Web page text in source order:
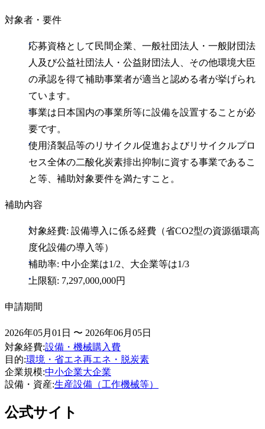
対象者・要件
応募資格として民間企業、一般社団法人・一般財団法
人及び公益社団法人・公益財団法人、その他環境大臣
の承認を得て補助事業者が適当と認める者が挙げられ
ています。
事業は日本国内の事業所等に設備を設置することが必
要です。
使用済製品等のリサイクル促進およびリサイクルプロ
セス全体の二酸化炭素排出抑制に資する事業であるこ
と等、補助対象要件を満たすこと。
補助内容
対象経費: 設備導入に係る経費（省CO2型の資源循環高
度化設備の導入等）
補助率: 中小企業は1/2、大企業等は1/3
上限額: 7,297,000,000円
申請期間
2026年05月01日 〜 2026年06月05日
対象経費:設備・機械購入費
目的:環境・省エネ再エネ・脱炭素
企業規模:中小企業大企業
設備・資産:生産設備（工作機械等）
公式サイト